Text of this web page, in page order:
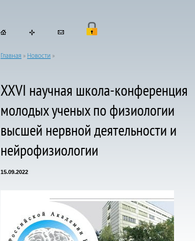
Главная » Новости »
XXVI научная школа-конференция
молодых ученых по физиологии
высшей нервной деятельности и
нейрофизиологии
15.09.2022